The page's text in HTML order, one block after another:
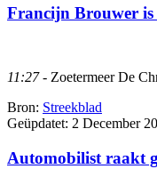
Francijn Brouwer is
11:27- Zoetermeer De
Bron: Streekblad
Geüpdatet: 2 December
Automobilist raakt